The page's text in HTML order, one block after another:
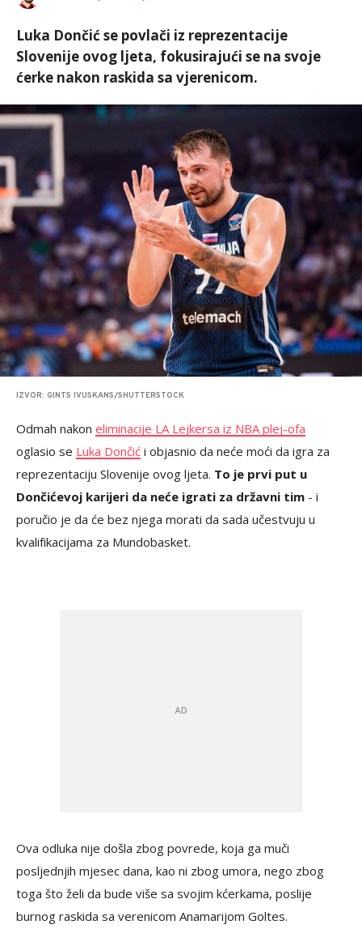
Luka Dončić se povlači iz reprezentacije
Slovenije ovog ljeta, fokusirajući se na svoje
ćerke nakon raskida sa vjerenicom.
IZVOR: GINTS IVUSKANS/SHUTTERSTOCK
Odmah nakon eliminacije LA Lejkersa iz NBA plej-ofa
oglasio se Luka Dončić i objasnio da neće moći da igra za
reprezentaciju Slovenije ovog ljeta. To je prvi put u
Dončićevoj karijeri da neće igrati za državni tim - i
poručio je da će bez njega morati da sada učestvuju u
kvalifikacijama za Mundobasket.
Ova odluka nije došla zbog povrede, koja ga muči
posljednjih mjesec dana, kao ni zbog umora, nego zbog
toga što želi da bude više sa svojim kćerkama, poslije
burnog raskida sa verenicom Anamarijom Goltes.